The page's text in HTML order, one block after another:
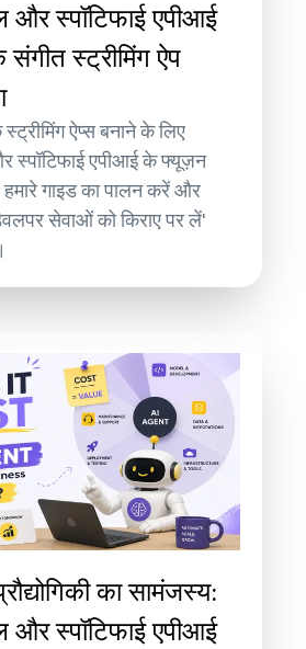
और स्पॉटिफाई एपीआई
स्ट्रीमिंग ऐप
स्ट्रीमिंग ऐप्स बनाने के लिए
स्पॉटिफाई एपीआई के फ्यूज़न
गाइड का पालन करें और
सेवाओं को किराए पर लें'
का सामंजस्य:
और स्पॉटिफाई एपीआई